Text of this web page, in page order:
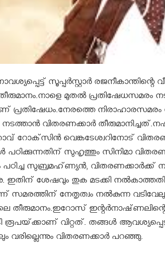
സൂപ്പര്‍സ്റ്റാര്‍ രജനീകാന്തിന്റെ
മുതല്‍ പ്രതിഷേധസമരം
പ്രതിഷേധം.നേരത്തെ
വിതരണക്കാര്‍
റോക്‌സിന്‍ വെങ്കടേശ്വറിനോട്
സുഹൃത്തും സിനിമാ
പഠിച്ച സുബ്രമഹ്‌ണ്യന്‍, വിതരണക്കാര്‍ക്ക്‌
ഇതിന്‌ ശേഷവും തുക മടക്കി
സമരത്തിന്‌ നേതൃത്വം നല്‍കുന്ന
തീരുമാനം.ഇറോസ്‌ ഇന്റര്‍നാഷ്‌ണലിന്റെ
രൂപയ്‌ക്കാണ്‌ വിറ്റത്‌. തങ്ങള്‍
വരില്ലെന്നും വിതരണക്കാര്‍ പറഞ്ഞു.